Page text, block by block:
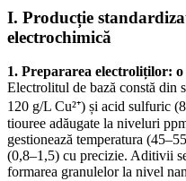
I. Producție
electrochimică
1. Prepararea electroliților:
Electrolitul de bază constă din
120 g/L Cu²⁺) și acid sulfuric
tiouree adăugate la niveluri
gestionează temperatura
(0,8–1,5) cu precizie. Aditivii
formarea granulelor la nivel